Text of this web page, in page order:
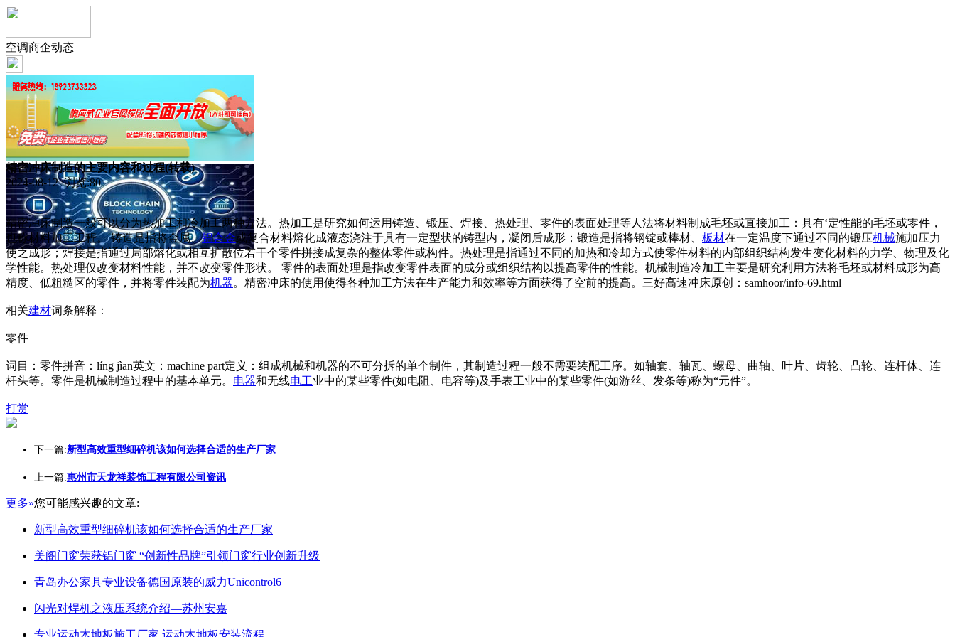
空调商企动态
精密冲床制造的主要内容和过程(转载)
2024-08-12 浏览:80
精密冲床制造一般可以分为热加工和冷加工两种方法。热加工是研究如何运用铸造、锻压、焊接、热处理、零件的表面处理等人法将材料制成毛坯或直接加工：具有‘定性能的毛坯或零件，
也称材料加工工程。 铸造是指将金属、铝合金或复合材料熔化成液态浇注于具有一定型状的铸型内，凝闭后成形；锻造是指将钢锭或棒材、 板材在一定温度下通过不同的锻压机械施加压力
使之成形；焊接是指通过局部熔化或相互扩散位若干个零件拼接成复杂的整体零件或构件。热处理是指通过不同的加热和冷却方式使零件材料的内部组织结构发生变化材料的力学、物理及化
学性能。热处理仅改变材料性能，并不改变零件形状。 零件的表面处理是指改变零件表面的成分或组织结构以提高零件的性能。机械制造冷加工主要是研究利用方法将毛坯或材料成形为高
精度、低粗糙区的零件，并将零件装配为机器。精密冲床的使用使得各种加工方法在生产能力和效率等方面获得了空前的提高。三好高速冲床原创：samhoor/info-69.html
相关建材词条解释：
零件
词目：零件拼音：líng jìan英文：machine part定义：组成机械和机器的不可分拆的单个制件，其制造过程一般不需要装配工序。如轴套、轴瓦、螺母、曲轴、叶片、齿轮、凸轮、连杆体、连
杆头等。零件是机械制造过程中的基本单元。 电器和无线电工业中的某些零件(如电阻、电容等)及手表工业中的某些零件(如游丝、发条等)称为“元件”。
打赏
下一篇:新型高效重型细碎机该如何选择合适的生产厂家
上一篇:惠州市天龙祥装饰工程有限公司资讯
更多»您可能感兴趣的文章:
新型高效重型细碎机该如何选择合适的生产厂家
美阁门窗荣获铝门窗 “创新性品牌”引领门窗行业创新升级
青岛办公家具专业设备德国原装的威力Unicontrol6
闪光对焊机之液压系统介绍—苏州安嘉
专业运动木地板施工厂家 运动木地板安装流程